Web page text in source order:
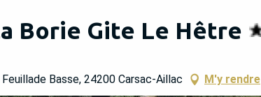
Borie Gite Le Hêtre
Basse, 24200 Carsac-Aillac M'y rendre